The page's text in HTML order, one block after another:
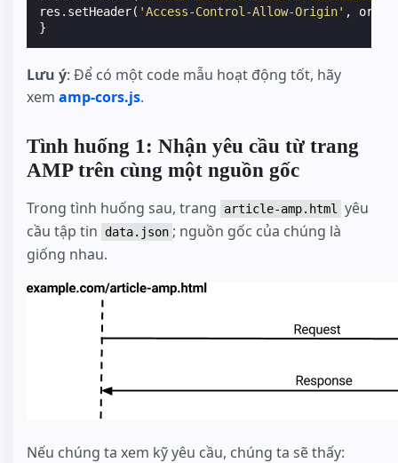
res . setHeader( 'Access-Control-Allow-Origin' ,
}
Lưu ý: Để có một code mẫu hoạt động tốt, hãy
xem amp-cors.js.
Tình huống 1: Nhận yêu cầu từ trang
AMP trên cùng một nguồn gốc
Trong tình huống sau, trang article-amp.html yêu
cầu tập tin
data.json ; nguồn gốc của chúng là
giống nhau.
Nếu chúng ta xem kỹ yêu cầu, chúng ta sẽ thấy: